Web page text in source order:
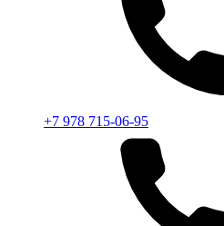
+7 978 715-06-95